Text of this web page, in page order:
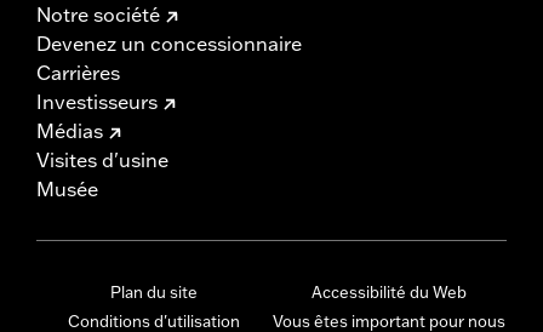
Notre société
Devenez un concessionnaire
Carrières
Investisseurs
Médias
Visites d'usine
Musée
Plan du site
Conditions d'utilisation
Accessibilité du Web
Vous êtes important pour nous